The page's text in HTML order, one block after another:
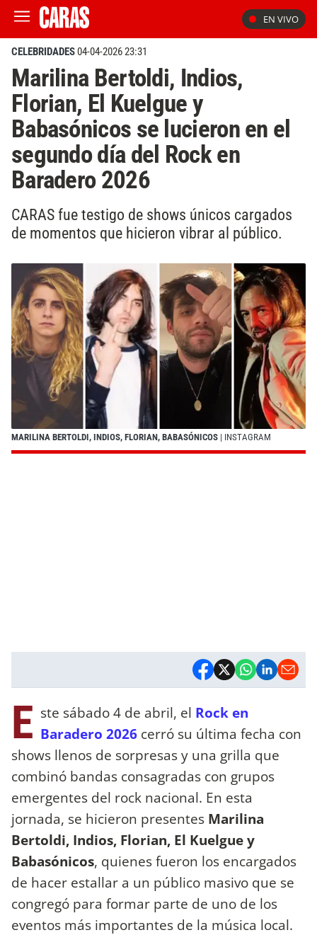
EN VIVO
CELEBRIDADES04-04-2026 23:31
Marilina Bertoldi, Indios,
Florian, El Kuelgue y
Babasónicos se lucieron en el
segundo día del Rock en
Baradero 2026
CARAS fue testigo de shows únicos cargados
de momentos que hicieron vibrar al público.
MARILINA BERTOLDI, INDIOS, FLORIAN, BABASÓNICOS | INSTAGRAM
E ste sábado 4 de abril, el Rock en
Baradero 2026 cerró su última fecha con
shows llenos de sorpresas y una grilla que
combinó bandas consagradas con grupos
emergentes del rock nacional. En esta
jornada, se hicieron presentes Marilina
Bertoldi, Indios, Florian, El Kuelgue y
Babasónicos, quienes fueron los encargados
de hacer estallar a un público masivo que se
congregó para formar parte de uno de los
eventos más importantes de la música local.